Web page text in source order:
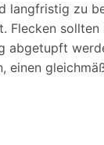
langfristig zu
Flecken
abgetupft
einen